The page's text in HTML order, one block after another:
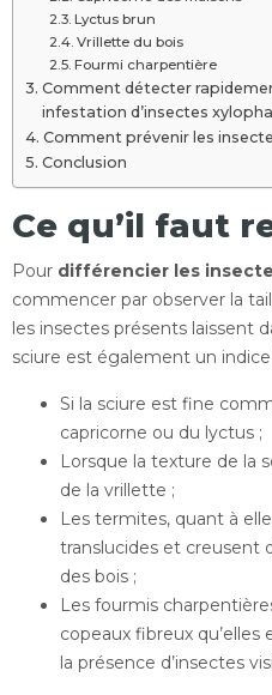
Lyctus brun
Vrillette du bois
Fourmi charpentière
Comment détecter
infestation d’insectes
Comment prévenir les
Conclusion
Ce qu’il faut
Pour différencier les
commencer par observer la
les insectes présents laissent
sciure est également un
Si la sciure est fine
capricorne ou du lyctus ;
Lorsque la texture de la
de la vrillette ;
Les termites, quant à
translucides et creusent
des bois ;
Les fourmis
copeaux fibreux
la présence d’insectes